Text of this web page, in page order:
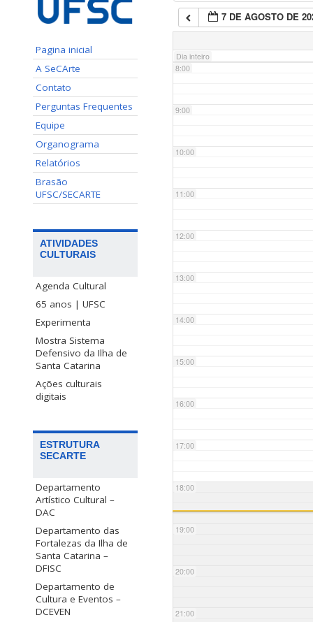
Pagina inicial
A SeCArte
Contato
Perguntas Frequentes
Equipe
Organograma
Relatórios
Brasão
UFSC/SECARTE
ATIVIDADES
CULTURAIS
Agenda Cultural
65 anos | UFSC
Experimenta
Mostra Sistema
Defensivo da Ilha de
Santa Catarina
Ações culturais
digitais
ESTRUTURA
SECARTE
Departamento
Artístico Cultural –
DAC
Departamento das
Fortalezas da Ilha de
Santa Catarina –
DFISC
Departamento de
Cultura e Eventos –
DCEVEN
7 DE AGOSTO DE
Dia inteiro
7:00
8:00
9:00
10:00
11:00
12:00
13:00
14:00
15:00
16:00
17:00
18:00
19:00
20:00
21:00